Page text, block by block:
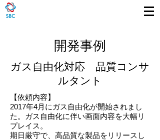
​開発事例
ガス自由化対応 品質コンサ
ルタント
【依頼内容】
​2017年4月にガス自由化が開始されまし
た。ガス自由化に伴い画面内容を大幅リ
プレイス。
期日厳守で、高品質な製品をリリースし